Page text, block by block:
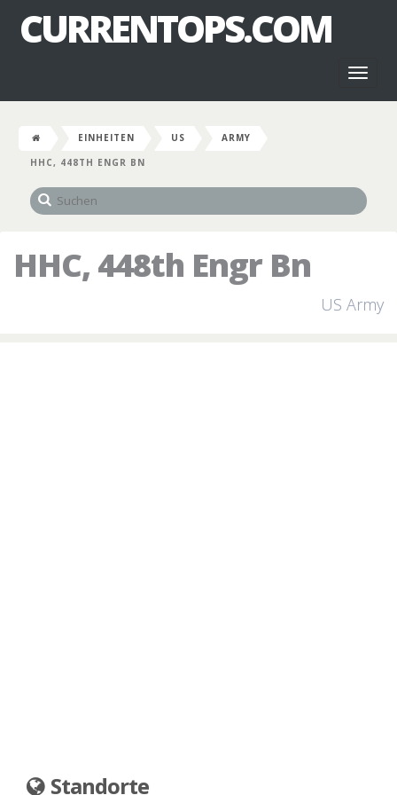
CURRENTOPS.COM
EINHEITEN US
ARMY
HHC, 448TH ENGR BN
HHC, 448th Engr Bn
US Army
Standorte